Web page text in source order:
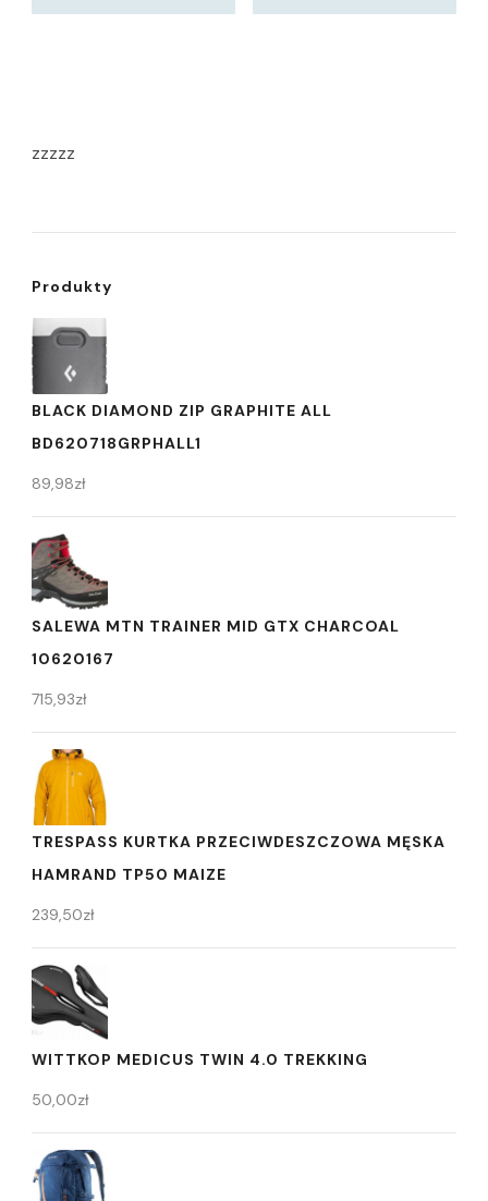
zzzzz
Produkty
BLACK DIAMOND ZIP GRAPHITE ALL
BD620718GRPHALL1
89,98zł
SALEWA MTN TRAINER MID GTX CHARCOAL
10620167
715,93zł
TRESPASS KURTKA PRZECIWDESZCZOWA MĘSKA
HAMRAND TP50 MAIZE
239,50zł
WITTKOP MEDICUS TWIN 4.0 TREKKING
50,00zł